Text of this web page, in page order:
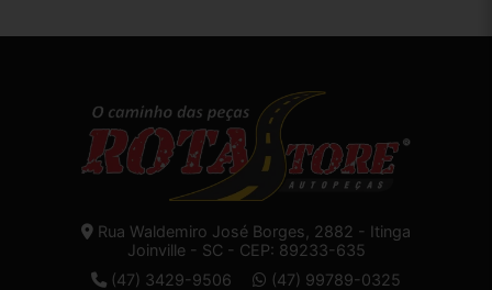
Rua Waldemiro José Borges, 2882 - Itinga
Joinville - SC - CEP: 89233-635
(47) 3429-9506
(47) 99789-0325